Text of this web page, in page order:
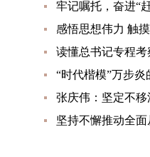
牢记嘱托，奋进“
感悟思想伟力 触
读懂总书记专程
“时代楷模”万步炎
张庆伟：坚定不
向前进 凝心聚力
坚持不懈推动全